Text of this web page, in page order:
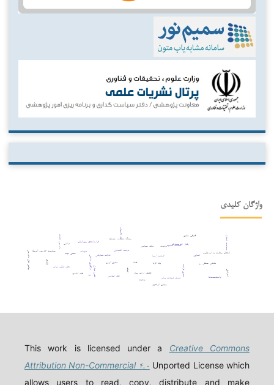
واژگان کلیدی
ثبات سیاسی
توسعه اقتصادی
فساد درگیری داخلی
ریسک مصادره سرمایه
ثبوت
اثبات
تعهدات
حقوق ایران
حقوق فرانسه
مطالعه تطبیقیرفتار غیرمتعارف
تقلب تجاری
قراردادهای بین‌المللی
حسن نیت
اتحادیه اروپا
کاهش ارزش پول
نظام بانکی ایران
فقه اسلامی
ربا
تعدیل تعهدات پولی
عدالت معاوضی
دیه
قصاص
ولد الزنا
فقه امامیه
مذهب حنفی
جنایت
فقه تطبیقی
اوانجلیست‌ها
سیاست خارجی آمریکا
ترامپ
اسرائیل
انتقال سفارت به اورشلیم
پیمان ابراهیم
افترقی سازی دادرسی عادلانه
چالش های دادرسی
سیاست کیفری
اتانازی
This work is licensed under a Creative Commons
Attribution Non-Commercial ۴.۰ Unported License which
allows users to read, copy, distribute and make